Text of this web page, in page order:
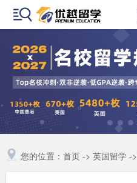
您的位置： 首页-> 英国留学->